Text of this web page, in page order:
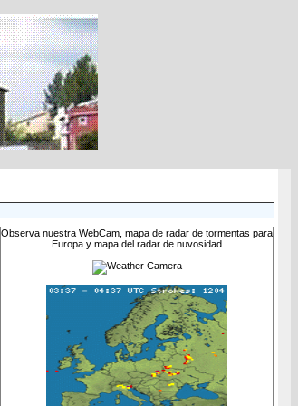
Observa nuestra WebCam, mapa de radar de tormentas para
Europa y mapa del radar de nuvosidad